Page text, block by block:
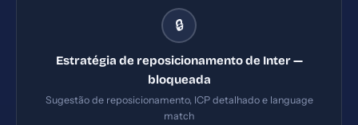
único app' e destacar um diferencial competitivo
mensurável (ex.: zero tarifas, cashback alto,
🔒
Estratégia de reposicionamento de Inter —
bloqueada
Sugestão de reposicionamento, ICP detalhado e language
match